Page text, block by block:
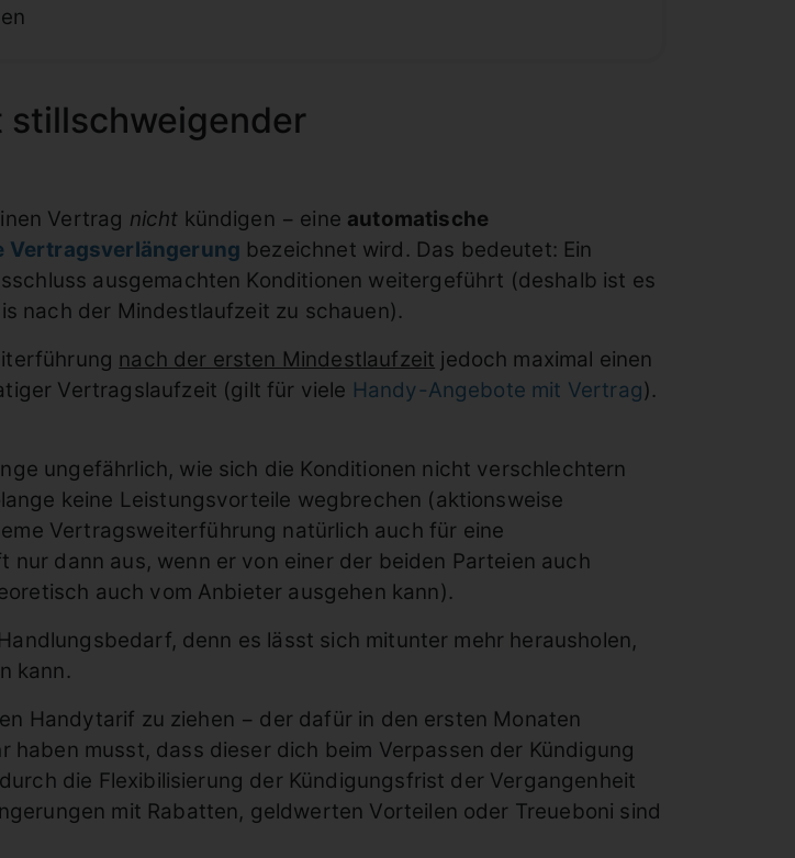
stillschweigender
Vertrag nicht kündigen − eine automatische
Vertragsverlängerung bezeichnet wird. Das bedeutet: Ein
ausgemachten Konditionen weitergeführt (deshalb ist es
nach der Mindestlaufzeit zu schauen).
nach der ersten Mindestlaufzeit jedoch maximal einen
Vertragslaufzeit (gilt für viele Handy-Angebote mit Vertrag).
ungefährlich, wie sich die Konditionen nicht verschlechtern
keine Leistungsvorteile wegbrechen (aktionsweise
Vertragsweiterführung natürlich auch für eine
dann aus, wenn er von einer der beiden Parteien auch
auch vom Anbieter ausgehen kann).
denn es lässt sich mitunter mehr herausholen,
kann.
Handytarif zu ziehen − der dafür in den ersten Monaten
musst, dass dieser dich beim Verpassen der Kündigung
die Flexibilisierung der Kündigungsfrist der Vergangenheit
mit Rabatten, geldwerten Vorteilen oder Treueboni sind